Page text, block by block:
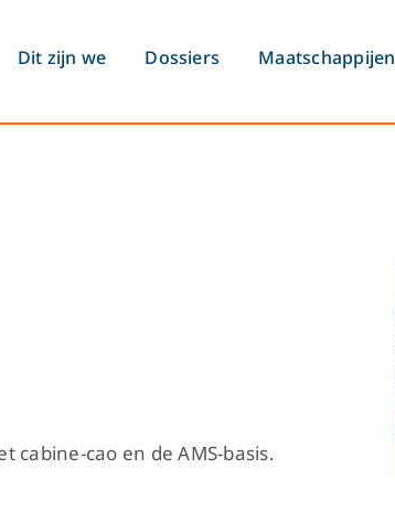
Dit zijn we Dossiers Maatschappijen
cabine-cao en de AMS-basis.